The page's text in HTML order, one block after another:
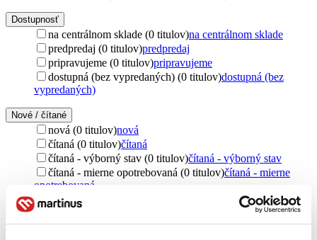
Dostupnosť
na centrálnom sklade (0 titulov)na centrálnom sklade
predpredaj (0 titulov)predpredaj
pripravujeme (0 titulov)pripravujeme
dostupná (bez vypredaných) (0 titulov)dostupná (bez
vypredaných)
Nové / čítané
nová (0 titulov)nová
čítaná (0 titulov)čítaná
čítaná - výborný stav (0 titulov)čítaná - výborný stav
čítaná - mierne opotrebovaná (0 titulov)čítaná - mierne
opotrebovaná
čítané verzie vypredaných kníh (0 titulov)
čítané verzie
vypredaných kníh